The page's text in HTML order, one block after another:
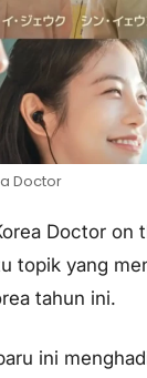
Doctor
Doctor on
topik yang
tahun ini.
ini